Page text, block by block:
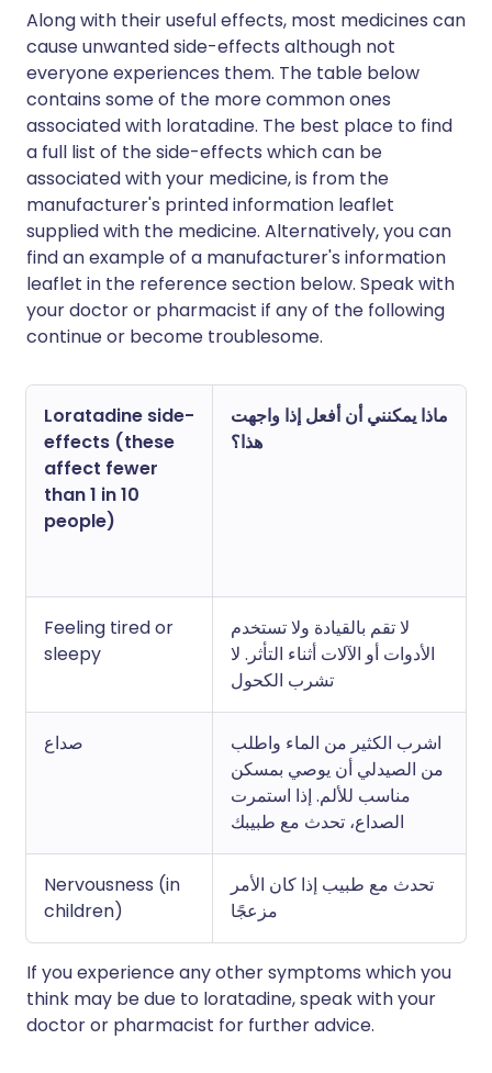
Along with their useful effects, most medicines can
cause unwanted side-effects although not
everyone experiences them. The table below
contains some of the more common ones
associated with loratadine. The best place to find
a full list of the side-effects which can be
associated with your medicine, is from the
manufacturer's printed information leaflet
supplied with the medicine. Alternatively, you can
find an example of a manufacturer's information
leaflet in the reference section below. Speak with
your doctor or pharmacist if any of the following
continue or become troublesome.
Loratadine side-
effects (these
affect fewer
than 1 in 10
people)
ماذا يمكنني أن أفعل إذا واجهت
هذا؟
Feeling tired or
sleepy
لا تقم بالقيادة ولا تستخدم
الأدوات أو الآلات أثناء التأثر. لا
تشرب الكحول
صداع
اشرب الكثير من الماء واطلب
من الصيدلي أن يوصي بمسكن
مناسب للألم. إذا استمرت
الصداع، تحدث مع طبيبك
Nervousness (in
children)
تحدث مع طبيب إذا كان الأمر
مزعجًا
If you experience any other symptoms which you
think may be due to loratadine, speak with your
doctor or pharmacist for further advice.